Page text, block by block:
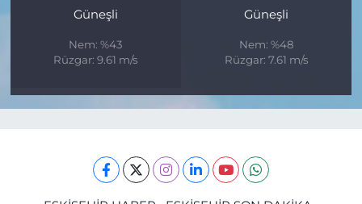
Güneşli
Nem: %43
Rüzgar: 9.61 m/s
Güneşli
Nem: %48
Rüzgar: 7.61 m/s